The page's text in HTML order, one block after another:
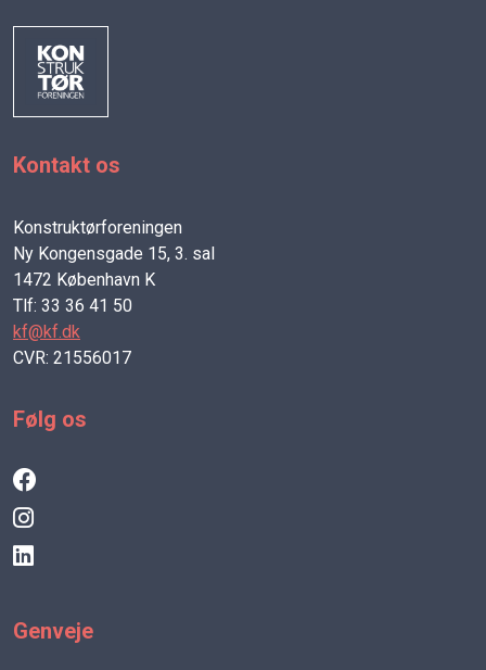
Kontakt os
Konstruktørforeningen
Ny Kongensgade 15, 3. sal
1472 København K
Tlf: 33 36 41 50
kf@kf.dk
CVR: 21556017
Følg os
Genveje